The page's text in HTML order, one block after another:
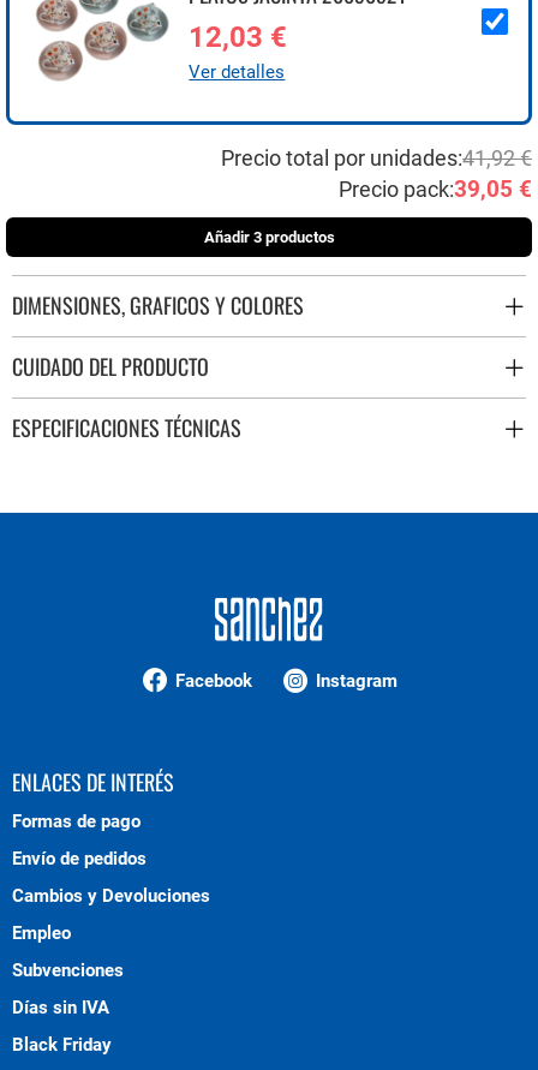
12,03 €
Ver detalles
Precio total por unidades:41,92 €
Precio pack:39,05 €
Añadir 3 productos
DIMENSIONES, GRAFICOS Y COLORES
CUIDADO DEL PRODUCTO
ESPECIFICACIONES TÉCNICAS
Facebook Instagram
ENLACES DE INTERÉS
Formas de pago
Envío de pedidos
Cambios y Devoluciones
Empleo
Subvenciones
Días sin IVA
Black Friday